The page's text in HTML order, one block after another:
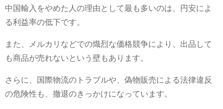
中国輸入をやめた人の理由として最も多いのは、円安によ
る利益率の低下です。
また、メルカリなどでの熾烈な価格競争により、出品して
も商品が売れないという壁もあります。
さらに、国際物流のトラブルや、偽物販売による法律違反
の危険性も、撤退のきっかけになっています。